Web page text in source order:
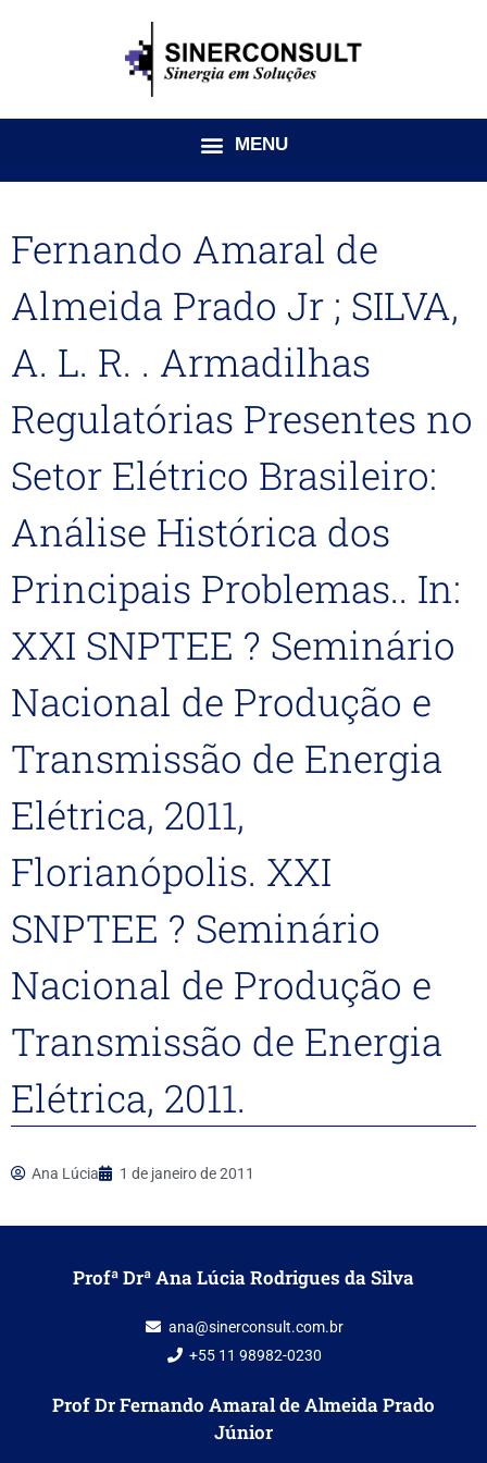
Fernando Amaral de
Almeida Prado Jr ; SILVA,
A. L. R. . Armadilhas
Regulatórias Presentes no
Setor Elétrico Brasileiro:
Análise Histórica dos
Principais Problemas.. In:
XXI SNPTEE ? Seminário
Nacional de Produção e
Transmissão de Energia
Elétrica, 2011,
Florianópolis. XXI
SNPTEE ? Seminário
Nacional de Produção e
Transmissão de Energia
Elétrica, 2011.
Ana Lúcia 1 de janeiro de 2011
Profª Drª Ana Lúcia Rodrigues da Silva
ana@sinerconsult.com.br
+55 11 98982-0230
Prof Dr Fernando Amaral de Almeida Prado
Júnior